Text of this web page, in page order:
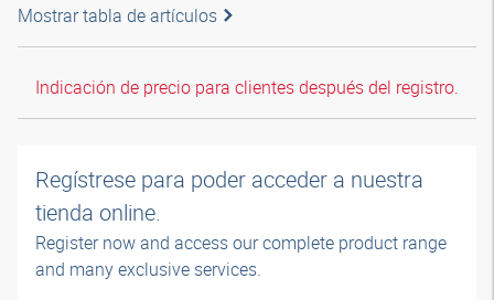
Mostrar tabla de artículos
Indicación de precio para clientes después del registro.
Regístrese para poder acceder a nuestra
tienda online.
Register now and access our complete product range
and many exclusive services.